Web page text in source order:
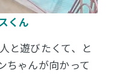
くん
と遊びたくて、と
ちゃんが向かって